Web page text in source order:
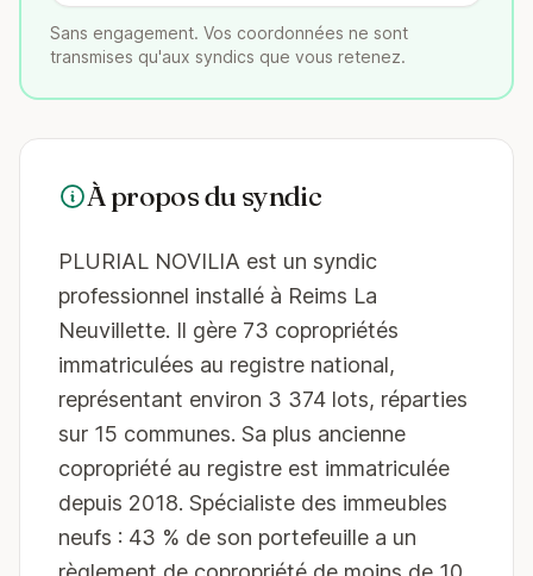
Sans engagement. Vos coordonnées ne sont
transmises qu'aux syndics que vous retenez.
À propos du syndic
PLURIAL NOVILIA est un syndic
professionnel installé à Reims La
Neuvillette. Il gère 73 copropriétés
immatriculées au registre national,
représentant environ 3 374 lots, réparties
sur 15 communes. Sa plus ancienne
copropriété au registre est immatriculée
depuis 2018. Spécialiste des immeubles
neufs : 43 % de son portefeuille a un